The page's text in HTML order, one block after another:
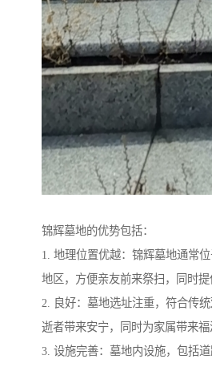
锦辉墓地的优势包括：
1. 地理位置优越：锦辉墓地通常
地区，方便亲友前来祭扫，同时提
2. 良好：墓地选址注重，符合传
逝者带来安宁，同时为家属带来福
3. 设施完善：墓地内设施，包括